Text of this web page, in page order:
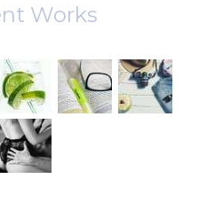
Works